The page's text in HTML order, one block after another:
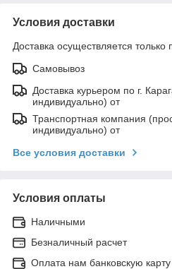
Условия доставки
Доставка осуществляется только
Самовывоз
Доставка курьером по г.
индивидуально) от
Транспортная компания
индивидуально) от
Все условия доставки
Условия оплаты
Наличными
Безналичный расчет
Оплата нам банковскую карту